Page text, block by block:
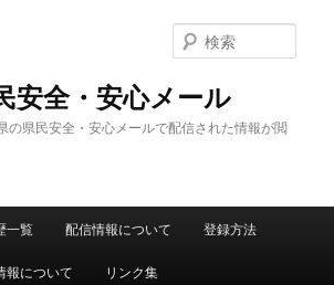
安全・安心メール
の県民安全・安心メールで配信された情報が閲
索
一覧 配信情報について 登録方法
報について リンク集